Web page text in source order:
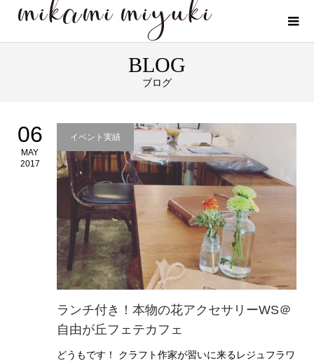
BLOG
ブログ
06
MAY
2017
イベント実績
ランチ付き！本物の花アクセサリーWS＠
自由が丘フェテカフェ
どうもです！ クラフト作家が習いに来るレジュフラワ